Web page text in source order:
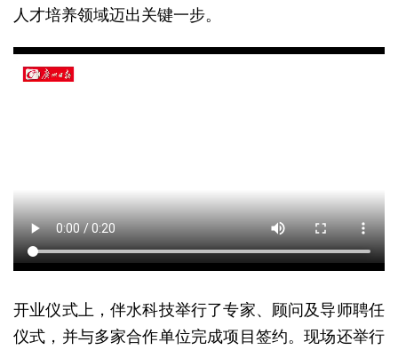
人才培养领域迈出关键一步。
开业仪式上，伴水科技举行了专家、顾问及导师聘任
仪式，并与多家合作单位完成项目签约。现场还举行